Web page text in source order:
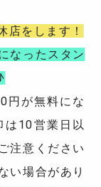
店をします！
なったスタン
円が無料にな
は10営業日以
注意ください
い場合があり